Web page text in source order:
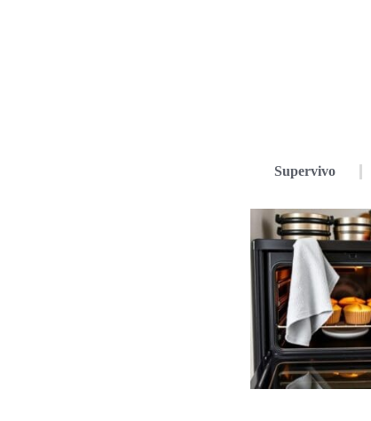
Supervivo